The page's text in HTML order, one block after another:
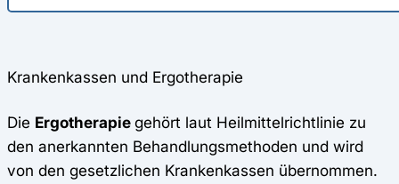
Krankenkassen und Ergotherapie
Die Ergotherapiegehört laut Heilmittelrichtlinie zu
den anerkannten Behandlungsmethoden und wird
von den gesetzlichen Krankenkassen übernommen.